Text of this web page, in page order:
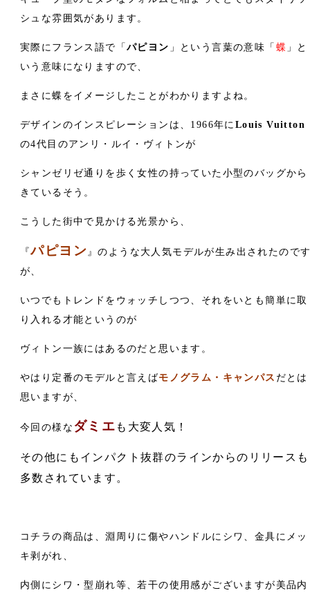
シュな雰囲気があります。
実際にフランス語で「 パピヨン 」という言葉の意味「 蝶 」と
いう意味になりますので、
まさに蝶をイメージしたことがわかりますよね。
デザインのインスピレーションは、1966年に Louis Vuitton
の4代目のアンリ・ルイ・ヴィトンが
シャンゼリゼ通りを歩く女性の持っていた小型のバッグから
きているそう。
こうした街中で見かける光景から、
『パピヨン 』のような大人気モデルが生み出されたので
が、
いつでもトレンドをウォッチしつつ、それをいとも簡単に取
り入れる才能というのが
ヴィトン一族にはあるのだと思います。
やはり定番のモデルと言えばモノグラム・キャンパス だとは
思いますが、
今回の様な ダミエ も大変人気！
その他にもインパクト抜群のラインからのリリースも
多数されています。
コチラの商品は、淵周りに傷やハンドルにシワ、金具にメッ
キ剥がれ、
内側にシワ・型崩れ等、若干の使用感がございますが美品内